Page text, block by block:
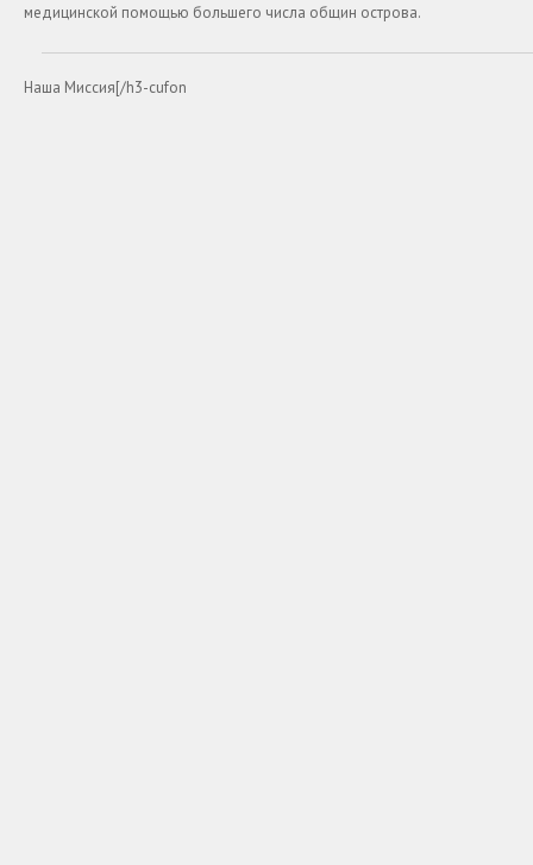
медицинской помощью большего числа общин острова.
Наша Миссия[/h3-cufon